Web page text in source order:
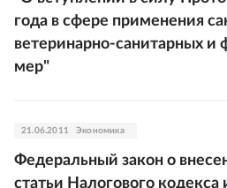
года в сфере применения
ветеринарно-санитарных и
мер"
21.06.2011 Экономика
Федеральный закон о
статьи Налогового кодекса